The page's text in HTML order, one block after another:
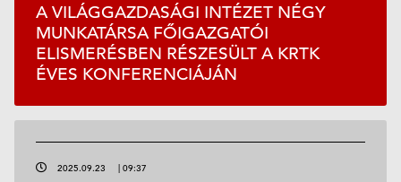
A VILÁGGAZDASÁGI INTÉZET NÉGY
MUNKATÁRSA FŐIGAZGATÓI
ELISMERÉSBEN RÉSZESÜLT A KRTK
ÉVES KONFERENCIÁJÁN
2025.09.23 | 09:37